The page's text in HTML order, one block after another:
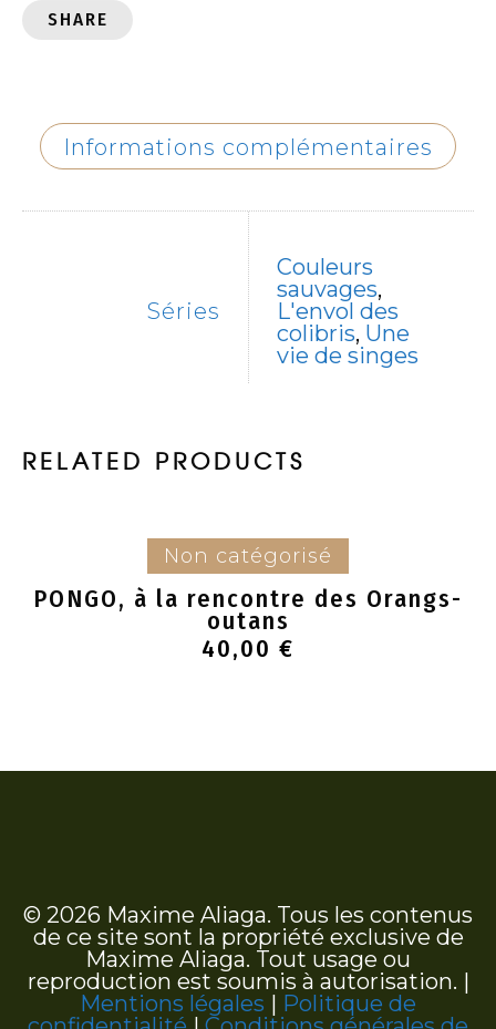
SHARE
Informations complémentaires
Séries
Couleurs
sauvages,
L'envol des
colibris, Une
vie de singes
RELATED PRODUCTS
Ajouter au panier
Non catégorisé
PONGO, à la rencontre des Orangs-
outans
40,00 €
© 2026 Maxime Aliaga. Tous les contenus
de ce site sont la propriété exclusive de
Maxime Aliaga. Tout usage ou
reproduction est soumis à autorisation. |
Mentions légales | Politique de